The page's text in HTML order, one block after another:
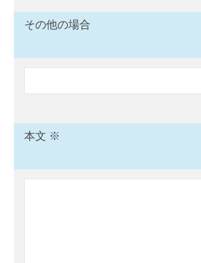
その他の場合
本文 ※